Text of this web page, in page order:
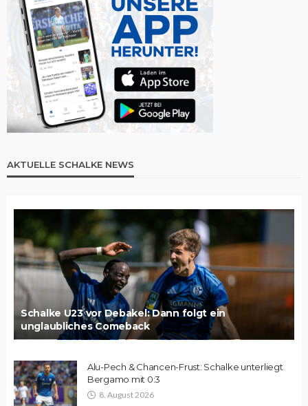
AKTUELLE SCHALKE NEWS
Schalke U23 vor Debakel: Dann folgt ein
unglaubliches Comeback
Alu-Pech & Chancen-Frust: Schalke unterliegt
Bergamo mit 0:3
8. August 2026